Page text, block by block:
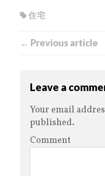
住宅
← Previous article
Leave a
Your email
published.
Comment